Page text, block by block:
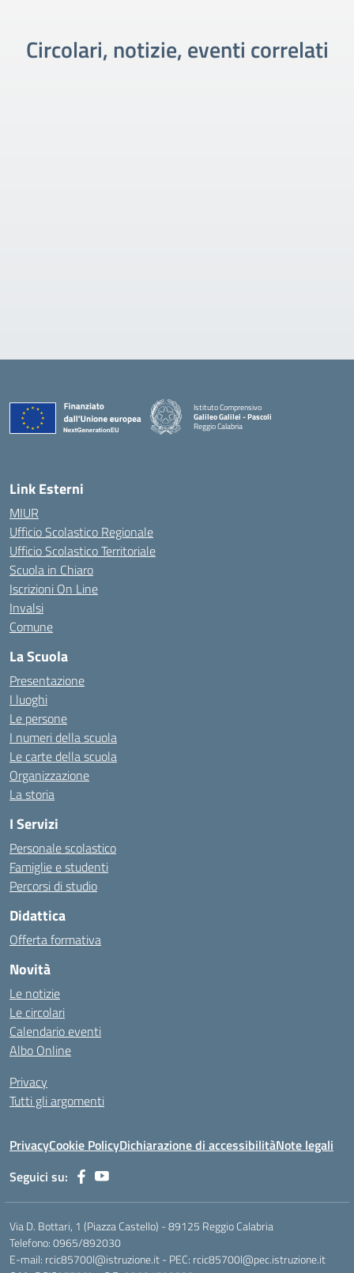
Circolari, notizie, eventi correlati
Istituto Comprensivo
Galileo Galilei - Pascoli
Reggio Calabria
Link Esterni
MIUR
Ufficio Scolastico Regionale
Ufficio Scolastico Territoriale
Scuola in Chiaro
Iscrizioni On Line
Invalsi
Comune
La Scuola
Presentazione
I luoghi
Le persone
I numeri della scuola
Le carte della scuola
Organizzazione
La storia
I Servizi
Personale scolastico
Famiglie e studenti
Percorsi di studio
Didattica
Offerta formativa
Novità
Le notizie
Le circolari
Calendario eventi
Albo Online
Privacy
Tutti gli argomenti
PrivacyCookie PolicyDichiarazione di accessibilitàNote legali
Seguici su:
Via D. Bottari, 1 (Piazza Castello) - 89125 Reggio Calabria
Telefono: 0965/892030
E-mail: rcic85700l@istruzione.it - PEC: rcic85700l@pec.istruzione.it